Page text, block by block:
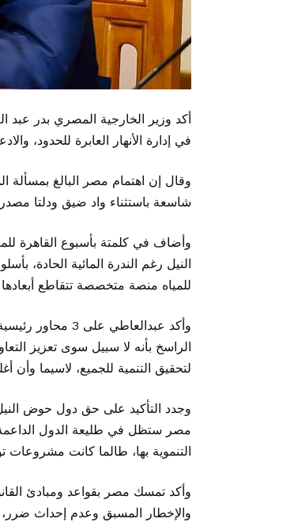
أكد وزير الخارجية المصري بدر عبد
في إدارة الأنهار العابرة للحدود،
وقال إن اهتمام مصر البالغ
شاسعة باستثناء واد ضيق ودلتا مصدر
وأضاف في كلمتة بأسبوع القاهرة
النيل رغم الندرة المائية الحادة،
للمياه منصة متخصصة تتقاطع أبعادها
وأكد عبدالعاطي
الراسخ بأنه لا سبيل سوى تعزيز
لتحقيق التنمية للجميع، لاسيما وأن
وجدد التأكيد على حق دول حوض
مصر ستظل في طليعة الدول
التنموية بها، طالما كانت مشروعات
وأكد تمسك مصر بقواعد ومبادئ
والإخطار المسبق وعدم إحداث